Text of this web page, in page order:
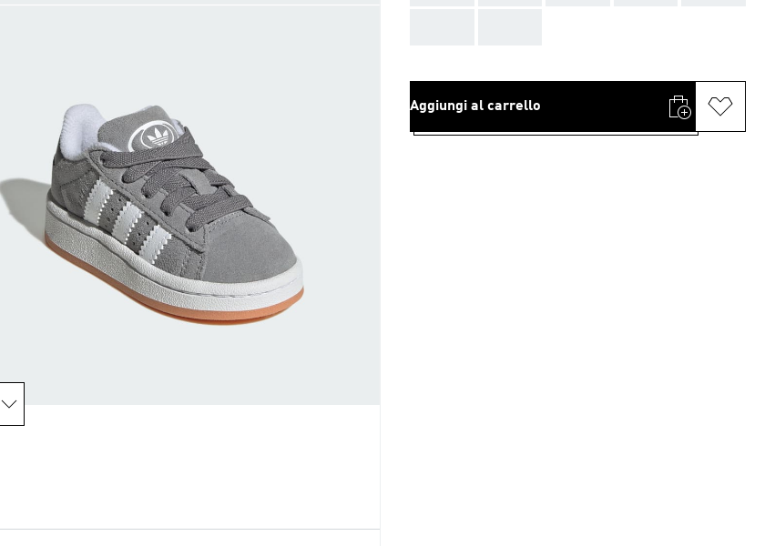
Aggiungi al carrello